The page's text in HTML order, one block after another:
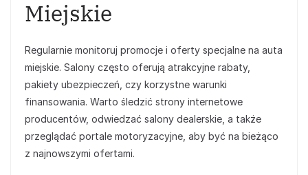
Miejskie
Regularnie monitoruj promocje i oferty specjalne na auta
miejskie. Salony często oferują atrakcyjne rabaty,
pakiety ubezpieczeń, czy korzystne warunki
finansowania. Warto śledzić strony internetowe
producentów, odwiedzać salony dealerskie, a także
przeglądać portale motoryzacyjne, aby być na bieżąco
z najnowszymi ofertami.